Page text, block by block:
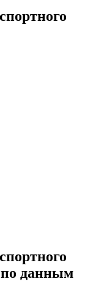
по данным